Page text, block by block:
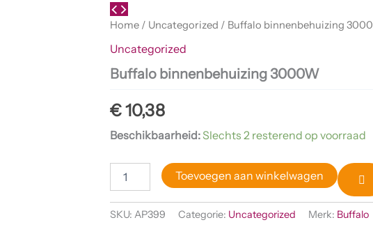
Home / Uncategorized / Buffalo binnenbehuizing
Uncategorized
Buffalo binnenbehuizing 3000W
€10,38
Beschikbaarheid:Slechts 2 resterend op voorraad
Buffalo
binnenbehuizing
aantal
Toevoegen aan winkelwagen
SKU:AP399 Categorie: Uncategorized Merk: Buffalo